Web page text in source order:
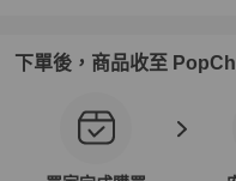
⚠️ 近年來詐騙盛行，越來越
下單後，商品收至